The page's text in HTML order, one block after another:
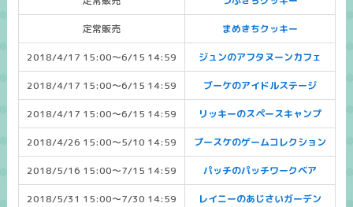
定常販売 まめきちクッキー
2018/4/17 15:00～6/15 14:59 ジュンのアフタヌーンカフェ
2018/4/17 15:00～6/15 14:59 ブーケのアイドルステージ
2018/4/17 15:00～6/15 14:59 リッキーのスペースキャンプ
2018/4/26 15:00～5/10 14:59 プースケのゲームコレクション
2018/5/16 15:00～7/15 14:59 パッチのパッチワークベア
2018/5/31 15:00～7/30 14:59 レイニーのあじさいガーデン